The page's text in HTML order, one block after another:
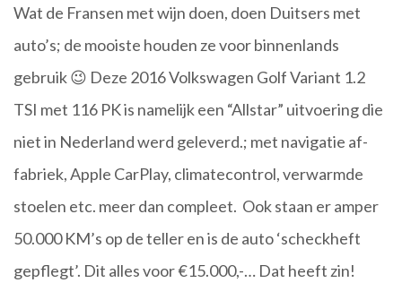
Wat de Fransen met wijn doen, doen Duitsers met
auto’s; de mooiste houden ze voor binnenlands
gebruik 😉 Deze 2016 Volkswagen Golf Variant 1.2
TSI met 116 PK is namelijk een “Allstar” uitvoering die
niet in Nederland werd geleverd.; met navigatie af-
fabriek, Apple CarPlay, climatecontrol, verwarmde
stoelen etc. meer dan compleet. Ook staan er amper
50.000 KM’s op de teller en is de auto ‘scheckheft
gepflegt’. Dit alles voor €15.000,-… Dat heeft zin!